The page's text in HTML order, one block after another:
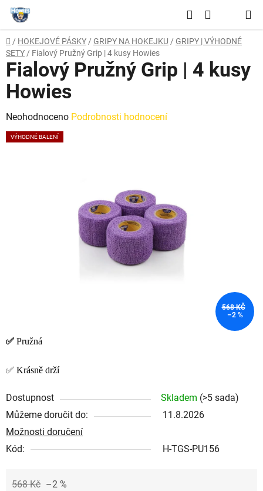
Přejít
obsah
Hledat
KOŠÍK
Domů
/ HOKEJOVÉ PÁSKY / GRIPY NA HOKEJKU / GRIPY | VÝHODNÉ
SETY / Fialový Pružný Grip | 4 kusy Howies
✅ Pružná
✅ Krásně drží
Dostupnost Skladem (>5 sada)
Můžeme doručit do:
11.8.2026
Možnosti doručení
Kód:
H-TGS-PU156
568 Kč –2 %
Fialový Pružný Grip | 4 kusy
Howies
Průměrné
hodnocení
Neohodnoceno Podrobnosti hodnocení
VÝHODNÉ BALENÍ
568 KČ
–2 %